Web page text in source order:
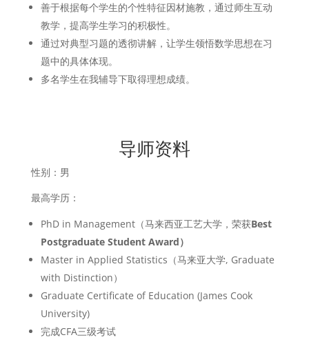
善于根据每个学生的个性特征因材施教，通过师生互动
教学，提高学生学习的积极性。
通过对典型习题的透彻讲解，让学生领悟数学思想在习
题中的具体体现。
多名学生在我辅导下取得理想成绩。
导师资料
性别：男
最高学历：
PhD in Management（马来西亚工艺大学，荣获Best
Postgraduate Student Award）
Master in Applied Statistics（马来亚大学, Graduate
with Distinction）
Graduate Certificate of Education (James Cook
University)
完成CFA三级考试